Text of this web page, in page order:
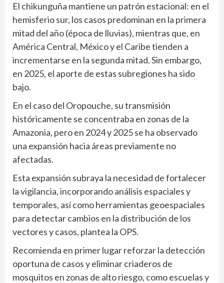
El chikunguña mantiene un patrón estacional: en el
hemisferio sur, los casos predominan en la primera
mitad del año (época de lluvias), mientras que, en
América Central, México y el Caribe tienden a
incrementarse en la segunda mitad. Sin embargo,
en 2025, el aporte de estas subregiones ha sido
bajo.
En el caso del Oropouche, su transmisión
históricamente se concentraba en zonas de la
Amazonia, pero en 2024 y 2025 se ha observado
una expansión hacia áreas previamente no
afectadas.
Esta expansión subraya la necesidad de fortalecer
la vigilancia, incorporando análisis espaciales y
temporales, así como herramientas geoespaciales
para detectar cambios en la distribución de los
vectores y casos, plantea la OPS.
Recomienda en primer lugar reforzar la detección
oportuna de casos y eliminar criaderos de
mosquitos en zonas de alto riesgo, como escuelas y